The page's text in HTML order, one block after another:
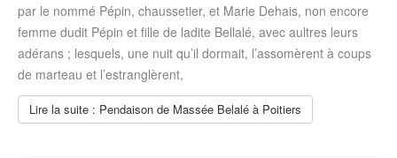
par le nommé Pépin, chaussetier, et Marie Dehais, non encore
femme dudit Pépin et fille de ladite Bellalé, avec aultres leurs
adérans ; lesquels, une nuit qu’il dormait, l’assomèrent à coups
de marteau et l’estranglèrent,
Lire la suite : Pendaison de Massée Belalé à Poitiers